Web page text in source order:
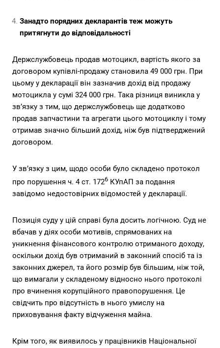
Занадто порядних декларантів теж можуть
притягнути до відповідальності
Держслужбовець продав мотоцикл, вартість якого за
договором купівлі-продажу становила 49 000 грн. При
цьому у декларації він зазначив дохід від продажу
мотоцикла у сумі 324 000 грн. Така різниця виникла у
зв’язку з тим, що держслужбовець ще додатково
продав запчастини та агрегати цього мотоциклу і тому
отримав значно більший дохід, ніж був підтверджений
договором.
У зв’язку з цим, щодо особи було складено протокол
про порушення ч. 4 ст. 1726 КУпАП за подання
завідомо недостовірних відомостей у декларації.
Позиція суду у цій справі була досить логічною. Суд не
вбачав у діях особи мотивів, спрямованих на
уникнення фінансового контролю отриманого доходу,
оскільки дохід був отриманий в законний спосіб та із
законних джерел, та його розмір був більшим, ніж той,
що вимагали у складеному відносно нього протоколі
про вчинення корупційного правопорушення. Це
свідчить про відсутність в нього умислу на
приховування факту відчуження майна.
Крім того, як виявилось у працівників Національної